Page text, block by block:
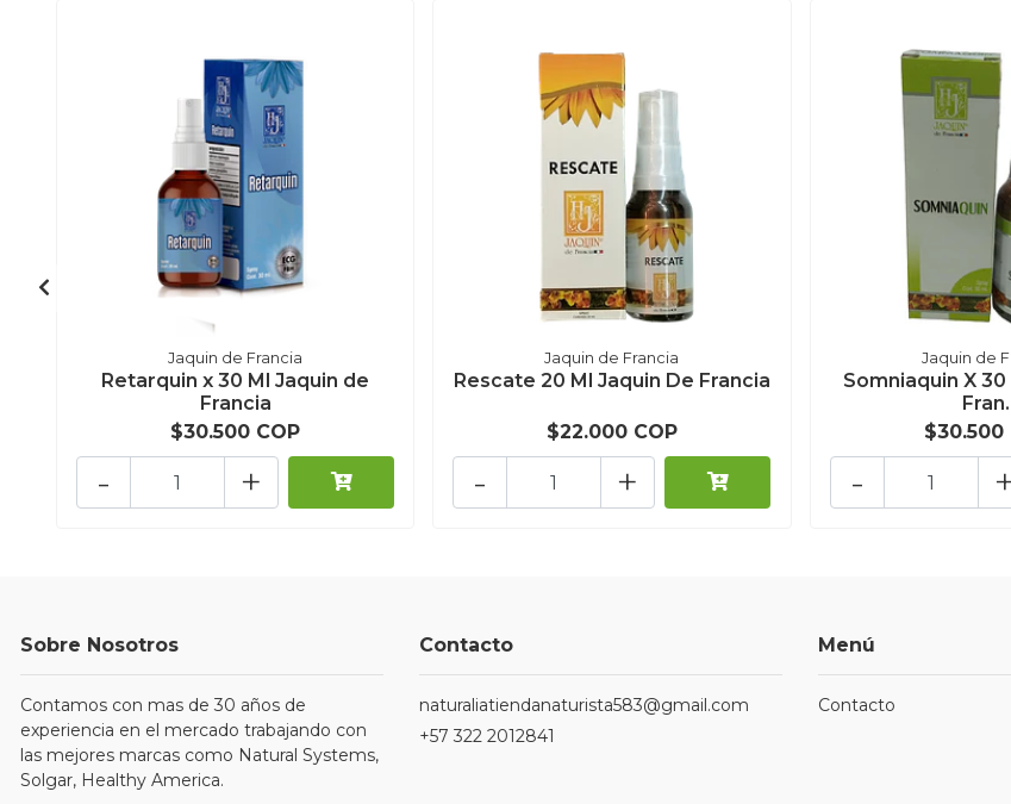
Jaquin de Francia
Retarquin x 30 Ml Jaquin de
Francia
$30.500 COP
+
-
Jaquin de Francia
Rescate 20 Ml Jaquin De Francia
$22.000 COP
+
-
Jaquin de
Somniaquin X
$30.500
-
Sobre Nosotros
Contamos con mas de 30 años de
experiencia en el mercado trabajando con
las mejores marcas como Natural Systems,
Solgar, Healthy America.
Contacto
naturaliatiendanaturista583@gmail.com
+57 322 2012841
Menú
Contacto